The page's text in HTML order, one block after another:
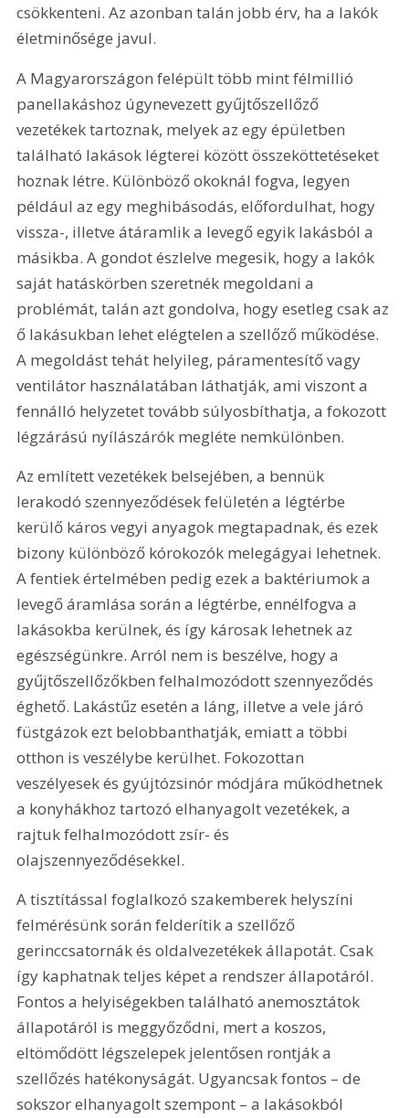
csökkenteni. Az azonban talán jobb érv, ha a lakók
életminősége javul.
A Magyarországon felépült több mint félmillió
panellakáshoz úgynevezett gyűjtőszellőző
vezetékek tartoznak, melyek az egy épületben
található lakások légterei között összeköttetéseket
hoznak létre. Különböző okoknál fogva, legyen
például az egy meghibásodás, előfordulhat, hogy
vissza-, illetve átáramlik a levegő egyik lakásból a
másikba. A gondot észlelve megesik, hogy a lakók
saját hatáskörben szeretnék megoldani a
problémát, talán azt gondolva, hogy esetleg csak az
ő lakásukban lehet elégtelen a szellőző működése.
A megoldást tehát helyileg, páramentesítő vagy
ventilátor használatában láthatják, ami viszont a
fennálló helyzetet tovább súlyosbíthatja, a fokozott
légzárású nyílászárók megléte nemkülönben.
Az említett vezetékek belsejében, a bennük
lerakodó szennyeződések felületén a légtérbe
kerülő káros vegyi anyagok megtapadnak, és ezek
bizony különböző kórokozók melegágyai lehetnek.
A fentiek értelmében pedig ezek a baktériumok a
levegő áramlása során a légtérbe, ennélfogva a
lakásokba kerülnek, és így károsak lehetnek az
egészségünkre. Arról nem is beszélve, hogy a
gyűjtőszellőzőkben felhalmozódott szennyeződés
éghető. Lakástűz esetén a láng, illetve a vele járó
füstgázok ezt belobbanthatják, emiatt a többi
otthon is veszélybe kerülhet. Fokozottan
veszélyesek és gyújtózsinór módjára működhetnek
a konyhákhoz tartozó elhanyagolt vezetékek, a
rajtuk felhalmozódott zsír- és
olajszennyeződésekkel.
A tisztítással foglalkozó szakemberek helyszíni
felmérésünk során felderítik a szellőző
gerinccsatornák és oldalvezetékek állapotát. Csak
így kaphatnak teljes képet a rendszer állapotáról.
Fontos a helyiségekben található anemosztátok
állapotáról is meggyőződni, mert a koszos,
eltömődött légszelepek jelentősen rontják a
szellőzés hatékonyságát. Ugyancsak fontos – de
sokszor elhanyagolt szempont – a lakásokból